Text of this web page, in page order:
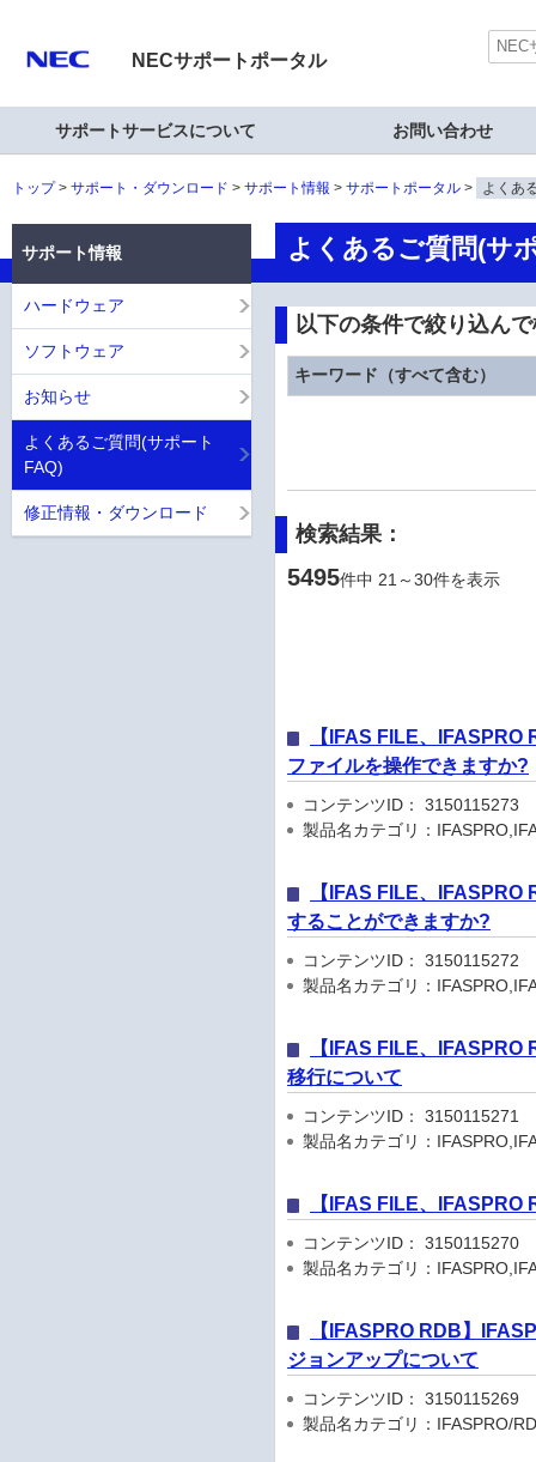
NECサポートポータル
サポートサービスについて お問い合わせ
トップ サポート・ダウンロード サポート情報 サポートポータル よくあ
よくあるご質問(サ
以下の条件で絞り込ん
キーワード（すべて含む）
検索結果：
5495件中 21～30件を表示
【IFAS FILE、
ファイルを操作できますか?
コンテンツID： 3150115273
製品名カテゴリ：
【IFAS FILE、
することができますか?
コンテンツID： 3150115272
製品名カテゴリ：
【IFAS FILE、
移行について
コンテンツID： 3150115271
製品名カテゴリ：
【IFAS FILE、
コンテンツID： 3150115270
製品名カテゴリ：
【IFASPRO RDB】
ジョンアップについて
コンテンツID： 3150115269
製品名カテゴリ：IFASPRO/
サポート情報
ハードウェア
ソフトウェア
お知らせ
よくあるご質問(サポート
FAQ)
修正情報・ダウンロード